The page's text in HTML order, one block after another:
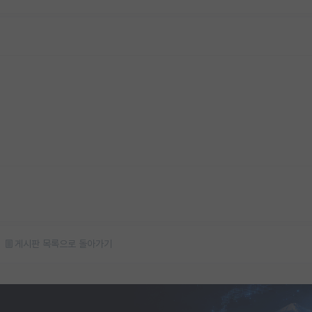
게시판 목록으로 돌아가기